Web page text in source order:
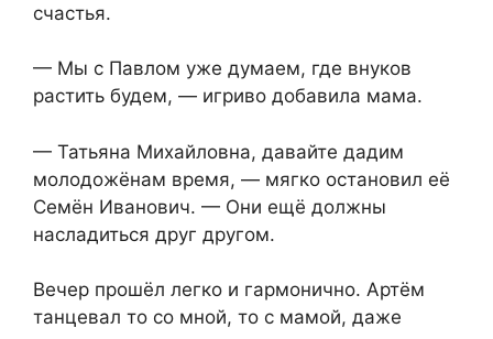
счастья.
— Мы с Павлом уже думаем, где внуков
растить будем, — игриво добавила мама.
— Татьяна Михайловна, давайте дадим
молодожёнам время, — мягко остановил её
Семён Иванович. — Они ещё должны
насладиться друг другом.
Вечер прошёл легко и гармонично. Артём
танцевал то со мной, то с мамой, даже